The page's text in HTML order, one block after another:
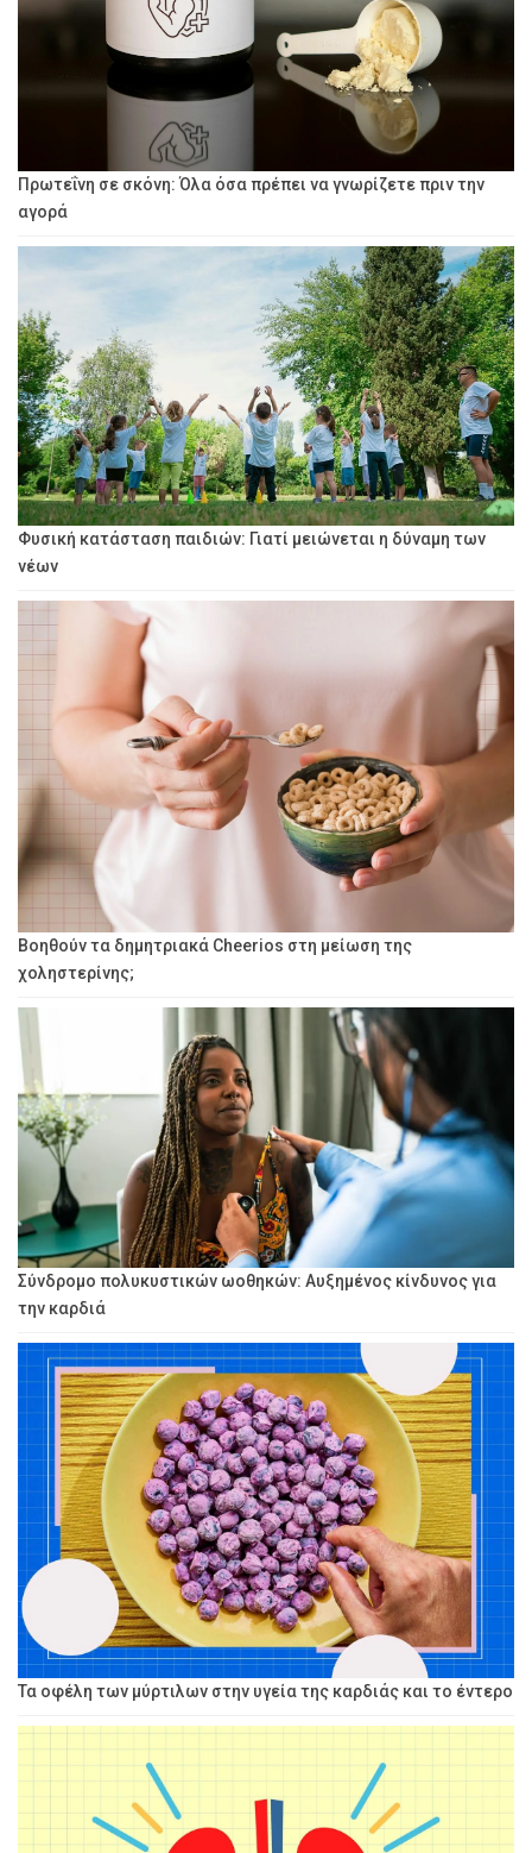
Πρωτεΐνη σε σκόνη: Όλα όσα πρέπει να γνωρίζετε πριν την
αγορά
Φυσική κατάσταση παιδιών: Γιατί μειώνεται η δύναμη των
νέων
Βοηθούν τα δημητριακά Cheerios στη μείωση της
χοληστερίνης;
Σύνδρομο πολυκυστικών ωοθηκών: Αυξημένος κίνδυνος για
την καρδιά
Τα οφέλη των μύρτιλων στην υγεία της καρδιάς και το έντερο